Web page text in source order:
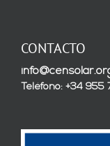
CONTACTO
Teléfono: +34 955